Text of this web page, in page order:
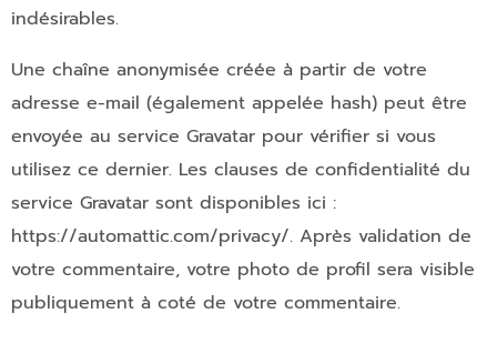
indésirables.
Une chaîne anonymisée créée à partir de votre
adresse e-mail (également appelée hash) peut être
envoyée au service Gravatar pour vérifier si vous
utilisez ce dernier. Les clauses de confidentialité du
service Gravatar sont disponibles ici :
https://automattic.com/privacy/. Après validation de
votre commentaire, votre photo de profil sera visible
publiquement à coté de votre commentaire.